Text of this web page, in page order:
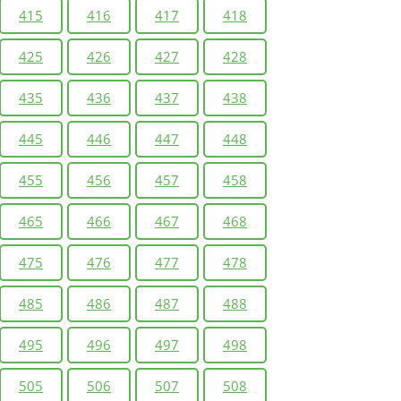
415 416 417 418
425 426 427 428
435 436 437 438
445 446 447 448
455 456 457 458
465 466 467 468
475 476 477 478
485 486 487 488
495 496 497 498
505 506 507 508